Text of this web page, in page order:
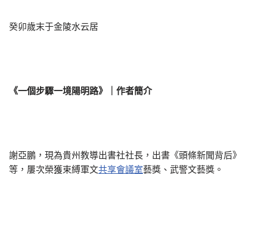
癸卯歲末于金陵水云居
《一個步驟一境陽明路》｜作者簡介
謝亞鵬，現為貴州教導出書社社長，出書《頭條新聞背后》
等，屢次榮獲束縛軍文共享會議室藝獎、武警文藝獎。